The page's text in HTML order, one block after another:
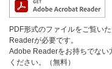
PDF形式のファイルをご覧い
Readerが必要です。
Adobe Readerをお持ちでない
ください。（無料）